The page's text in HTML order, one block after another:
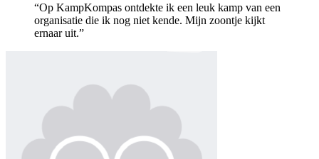
“Op KampKompas ontdekte ik een leuk kamp van een
organisatie die ik nog niet kende. Mijn zoontje kijkt
ernaar uit.”